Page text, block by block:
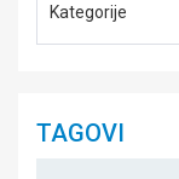
Kategorije
TAGOVI